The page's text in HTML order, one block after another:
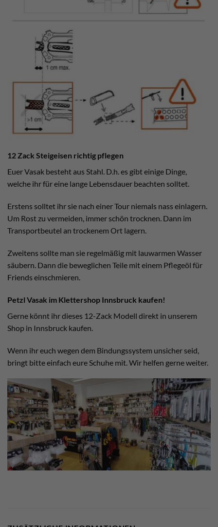
12 Zack Steigeisen richtig pflegen
Euer Vasak besteht aus Stahl. D.h. es gibt einige Dinge,
welche ihr für eine lange Lebensdauer beachten solltet.
Erstens solltet ihr sie nach einer Tour niemals nass einlagern.
Um Rost zu vermeiden, immer schön trocknen. Dann im
Transportbeutel an trockenem Ort lagern.
Zweitens sollte man sie regelmäßig mit lauwarmen Wasser
säubern. Dann die beweglichen Teile mit einem Pflegeöl für
Friends einschmieren.
Petzl Vasak im Klettershop Innsbruck kaufen!
Gerne könnt ihr dieses 12-Zack Modell direkt in unserem
Shop in Innsbruck kaufen.
Wenn ihr euch wegen dem Bindungssystem unsicher seid,
bringt bitte einfach eure Schuhe mit. Wir helfen gerne weiter.